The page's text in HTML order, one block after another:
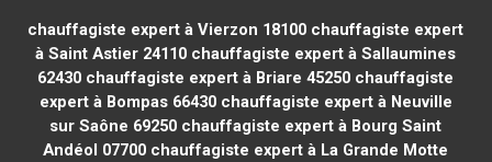
chauffagiste expert à Vierzon 18100 chauffagiste expert
à Saint Astier 24110 chauffagiste expert à Sallaumines
62430 chauffagiste expert à Briare 45250 chauffagiste
expert à Bompas 66430chauffagiste expert à Neuville
sur Saône 69250 chauffagiste expert à Bourg Saint
Andéol 07700 chauffagiste expert à La Grande Motte